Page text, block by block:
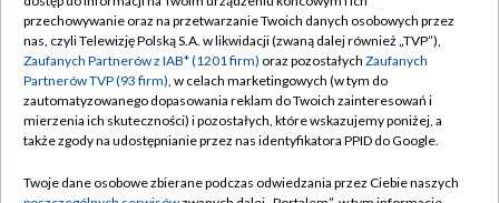
Abonament TVP
Emisja w TVP
Centrum informacji TVP
Naziemna Telewizja Cyfrowa
Regulamin TVP
Polityka prywatności
Moje zgody
Pomoc
przechowywanie oraz na przetwarzanie Twoich danych osobowych przez
nas, czyli Telewizję Polską S.A. w likwidacji (zwaną dalej również „TVP”),
Zaufanych Partnerów z IAB* (1201 firm) oraz pozostałych Zaufanych
Partnerów TVP (93 firm), w celach marketingowych (w tym do
zautomatyzowanego dopasowania reklam do Twoich zainteresowań i
mierzenia ich skuteczności) i pozostałych, które wskazujemy poniżej, a
także zgody na udostępnianie przez nas identyfikatora PPID do Google.
Twoje dane osobowe zbierane podczas odwiedzania przez Ciebie naszych